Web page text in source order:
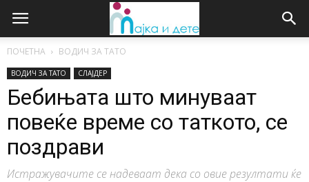
ПОЧЕТНА ВОДИЧ ЗА ТАТО
ВОДИЧ ЗА ТАТО СЛАЈДЕР
Бебињата што минуваат
повеќе време со таткото, се
поздрави
Истражувачите се надеваат дека со овие резултати ќе